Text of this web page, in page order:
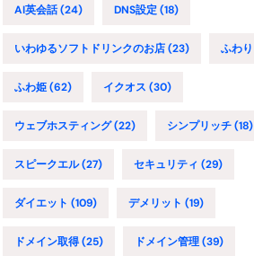
AI英会話(24) DNS設定(18)
いわゆるソフトドリンクのお店(23) ふわり
ふわ姫(62) イクオス (30)
ウェブホスティング(22) シンプリッチ(18)
スピークエル(27) セキュリティ (29)
ダイエット (109) デメリット (19)
ドメイン取得(25) ドメイン管理(39)